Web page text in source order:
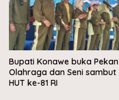
Bupati Konawe buka Pekan
Olahraga dan Seni sambut
HUT ke-81 RI